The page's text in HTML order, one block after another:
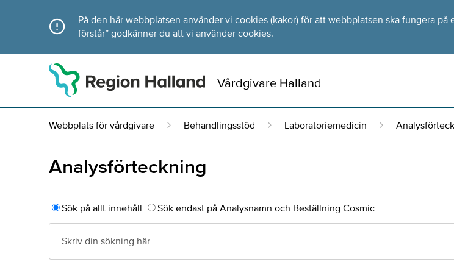
På den här webbplatsen använder vi cookies (kakor) för att webbplatsen ska fungera
förstår” godkänner du att vi använder cookies.
Vårdgivare Halland
Webbplats för vårdgivare Behandlingsstöd Laboratoriemedicin
Analysförteckning
Sök på allt innehåll Sök endast på Analysnamn och Beställning Cosmic